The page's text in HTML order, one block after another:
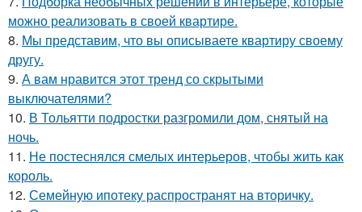
можно реализовать в своей квартире.
8. Мы представим, что вы описываете квартиру своему
другу.
9. А вам нравится этот тренд со скрытыми
выключателями?
10. В Тольятти подростки разгромили дом, снятый на
ночь.
11. Не постеснялся смелых интерьеров, чтобы жить как
король.
12. Семейную ипотеку распространят на вторичку.